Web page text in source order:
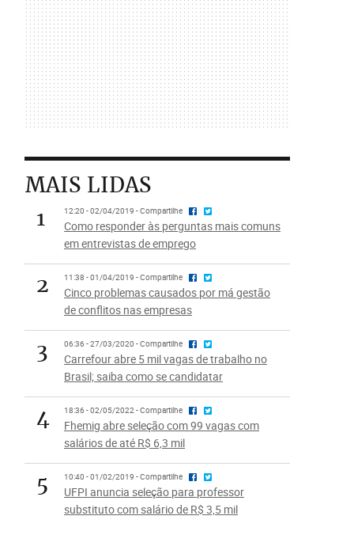
MAIS LIDAS
1
12:20 - 02/04/2019 - Compartilhe
Como responder às perguntas mais comuns
em entrevistas de emprego
2 11:38 - 01/04/2019 - Compartilhe
Cinco problemas causados por má gestão
de conflitos nas empresas
3 06:36 - 27/03/2020 - Compartilhe
Carrefour abre 5 mil vagas de trabalho no
Brasil; saiba como se candidatar
4 18:36 - 02/05/2022 - Compartilhe
Fhemig abre seleção com 99 vagas com
salários de até R$ 6,3 mil
5 10:40 - 01/02/2019 - Compartilhe
UFPI anuncia seleção para professor
substituto com salário de R$ 3,5 mil